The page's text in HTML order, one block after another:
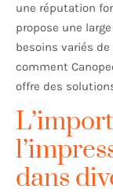
une réputation
propose une
besoins variés
comment
offre des
dans